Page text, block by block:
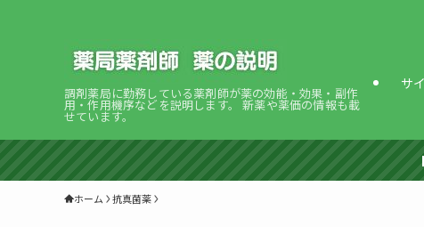
調剤薬局に勤務している薬剤師が薬の効能・効果・副作
用・作用機序などを説明します。 新薬や薬価の情報も載
せています。
サ
ホーム 抗真菌薬